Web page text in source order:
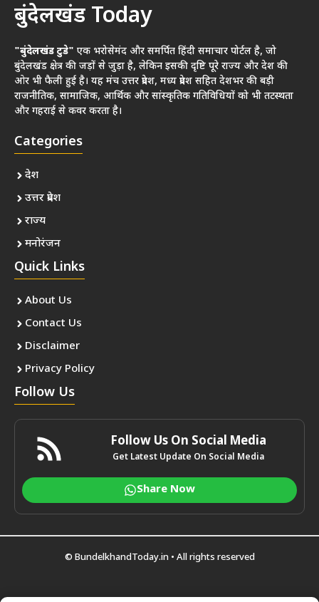
बुंदेलखंड Today
"बुंदेलखंड टुडे" एक भरोसेमंद और समर्पित हिंदी समाचार पोर्टल है, जो
बुंदेलखंड क्षेत्र की जड़ों से जुड़ा है, लेकिन इसकी दृष्टि पूरे राज्य और देश की
ओर भी फैली हुई है। यह मंच उत्तर प्रदेश, मध्य प्रदेश सहित देशभर की बड़ी
राजनीतिक, सामाजिक, आर्थिक और सांस्कृतिक गतिविधियों को भी तटस्थता
और गहराई से कवर करता है।
Categories
देश
उत्तर प्रदेश
राज्य
मनोरंजन
Quick Links
About Us
Contact Us
Disclaimer
Privacy Policy
Follow Us
Follow Us On Social Media
Get Latest Update On Social Media
Share Now
© BundelkhandToday.in • All rights reserved